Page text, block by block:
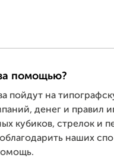
помощью?
пойдут на
денег и правил
кубиков, стрелок и
наших